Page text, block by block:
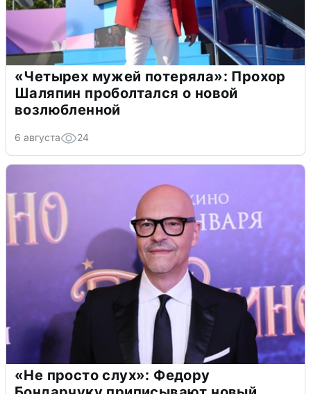
«Четырех мужей потеряла»: Прохор
Шаляпин проболтался о новой
возлюбленной
6 августа 24
«Не просто слух»: Федору